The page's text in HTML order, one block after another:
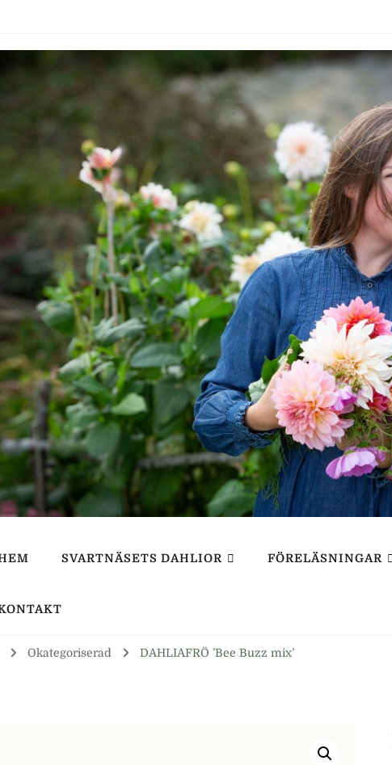
SVARTNÄSETS DAHLIOR FÖRELÄSNINGAR
Okategoriserad DAHLIAFRÖ ’Bee Buzz mix’